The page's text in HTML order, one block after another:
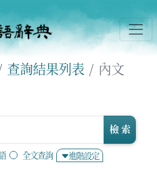
查詢結果列表 內文
全文查詢 進階設定
檢 索